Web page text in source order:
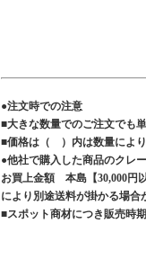
●注文時での注意
■大きな数量でのご注文でも
■価格は（ ）内は数量によ
●他社で購入した商品のクレ
お買上金額 本島【30,000円
により別途送料が掛かる場
■スポット商材につき販売時